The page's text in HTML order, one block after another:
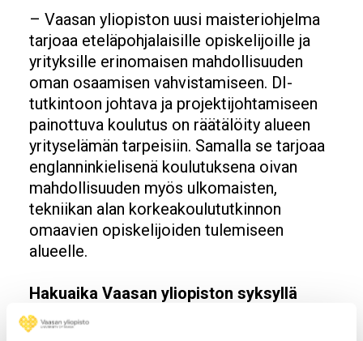
– Vaasan yliopiston uusi maisteriohjelma
tarjoaa eteläpohjalaisille opiskelijoille ja
yrityksille erinomaisen mahdollisuuden
oman osaamisen vahvistamiseen. DI-
tutkintoon johtava ja projektijohtamiseen
painottuva koulutus on räätälöity alueen
yrityselämän tarpeisiin. Samalla se tarjoaa
englanninkielisenä koulutuksena oivan
mahdollisuuden myös ulkomaisten,
tekniikan alan korkeakoulututkinnon
omaavien opiskelijoiden tulemiseen
alueelle.
Hakuaika Vaasan yliopiston syksyllä
2023 alkaviin kansainvälisiin
maisteriohjelmiin on 4.–18. tammikuuta